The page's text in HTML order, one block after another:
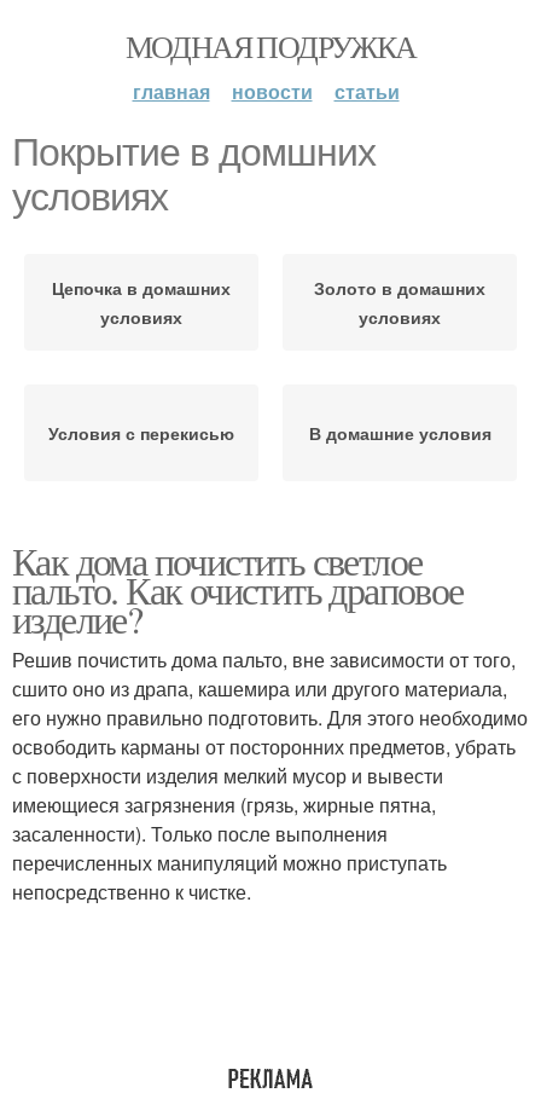
МОДНАЯ ПОДРУЖКА
главная новости статьи
Покрытие в домшних
условиях
Цепочка в домашних
условиях
Золото в домашних
условиях
Условия с перекисью В домашние условия
Как дома почистить светлое
пальто. Как очистить драповое
изделие?
Решив почистить дома пальто, вне зависимости от того,
сшито оно из драпа, кашемира или другого материала,
его нужно правильно подготовить. Для этого необходимо
освободить карманы от посторонних предметов, убрать
с поверхности изделия мелкий мусор и вывести
имеющиеся загрязнения (грязь, жирные пятна,
засаленности). Только после выполнения
перечисленных манипуляций можно приступать
непосредственно к чистке.